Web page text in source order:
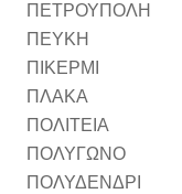
ΠΕΤΡΟΥΠΟΛΗ
ΠΕΥΚΗ
ΠΙΚΕΡΜΙ
ΠΛΑΚΑ
ΠΟΛΙΤΕΙΑ
ΠΟΛΥΓΩΝΟ
ΠΟΛΥΔΕΝΔΡΙ